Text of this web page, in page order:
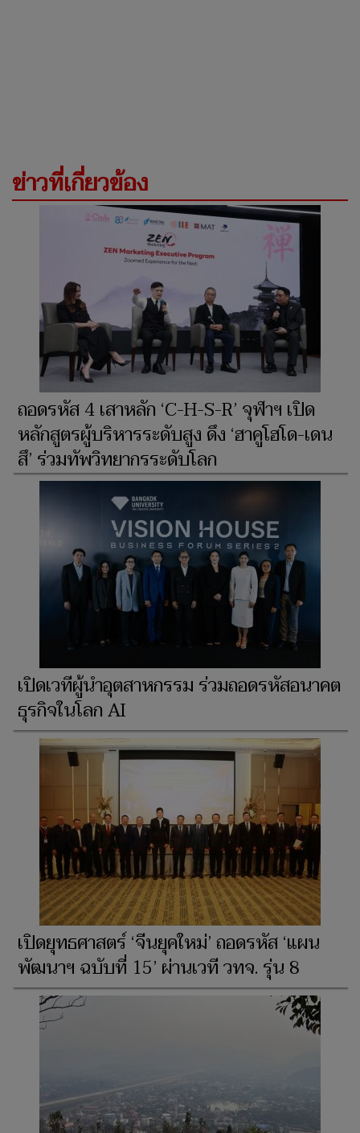
ข่าวที่เกี่ยวข้อง
ถอดรหัส 4 เสาหลัก ‘C-H-S-R’ จุฬาฯ เปิด
หลักสูตรผู้บริหารระดับสูง ดึง ‘ฮาคูโฮโด-เดน
สึ’ ร่วมทัพวิทยากรระดับโลก
เปิดเวทีผู้นำอุตสาหกรรม ร่วมถอดรหัสอนาคต
ธุรกิจในโลก AI
เปิดยุทธศาสตร์ ‘จีนยุคใหม่’ ถอดรหัส ‘แผน
พัฒนาฯ ฉบับที่ 15’ ผ่านเวที วทจ. รุ่น 8